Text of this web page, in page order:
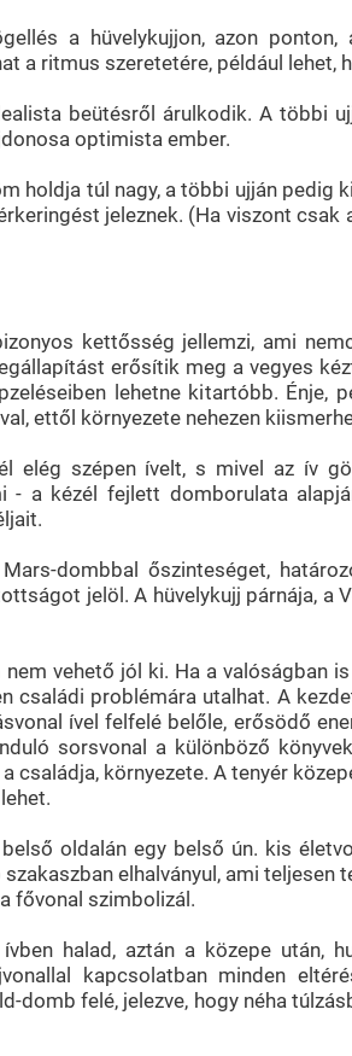
a hüvelykujjon, azon
a ritmus szeretetére, például lehet,
beütésről árulkodik. A többi
optimista ember.
holdja túl nagy, a többi ujján pedig
jeleznek. (Ha viszont
kettősség jellemzi, ami
erősítik meg a vegyes
lehetne kitartóbb. Énje,
ettől környezete nehezen
elég szépen ívelt, s mivel az ív
- a kézél fejlett domborulata
dombbal őszinteséget,
jelöl. A hüvelykujj párnája, a
vehető jól ki. Ha a valóságban
családi problémára utalhat. A
ível felfelé belőle, erősödő
sorsvonal a különböző
környezete. A tenyér
oldalán egy belső ún. kis
elhalványul, ami teljesen
fővonal szimbolizál.
halad, aztán a közepe után,
kapcsolatban minden
domb felé, jelezve, hogy néha